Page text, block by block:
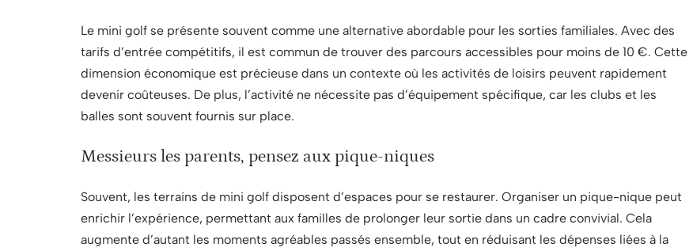
Le mini golf se présente souvent comme une alternative abordable pour les sorties familiales. Avec des
tarifs d’entrée compétitifs, il est commun de trouver des parcours accessibles pour moins de 10 €. Cette
dimension économique est précieuse dans un contexte où les activités de loisirs peuvent rapidement
devenir coûteuses. De plus, l’activité ne nécessite pas d’équipement spécifique, car les clubs et les
balles sont souvent fournis sur place.
Messieurs les parents, pensez aux pique-niques
Souvent, les terrains de mini golf disposent d’espaces pour se restaurer. Organiser un pique-nique peut
enrichir l’expérience, permettant aux familles de prolonger leur sortie dans un cadre convivial. Cela
augmente d’autant les moments agréables passés ensemble, tout en réduisant les dépenses liées à la